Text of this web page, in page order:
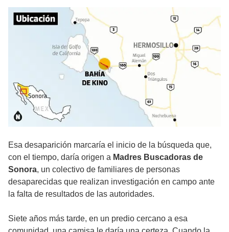
Esa desaparición marcaría el inicio de la búsqueda que,
con el tiempo, daría origen a Madres Buscadoras de
Sonora, un colectivo de familiares de personas
desaparecidas que realizan investigación en campo ante
la falta de resultados de las autoridades.
Siete años más tarde, en un predio cercano a esa